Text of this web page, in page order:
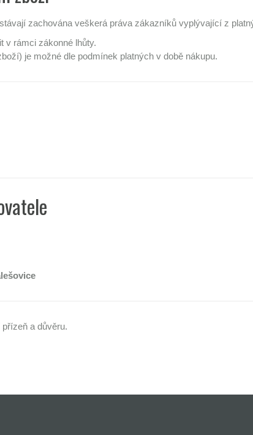
zachována veškerá práva zákazníků vyplývající z
v rámci zákonné lhůty.
je možné dle podmínek platných v době nákupu.
a důvěru.